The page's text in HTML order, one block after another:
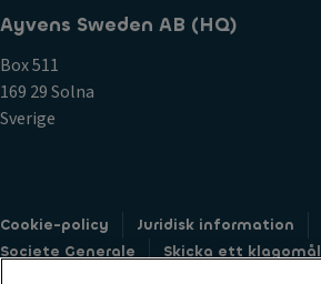
Ayvens Sweden AB (HQ)
Box 511
169 29 Solna
Sverige
Cookie-policy Juridisk information
Societe Generale
Skicka ett klagomål